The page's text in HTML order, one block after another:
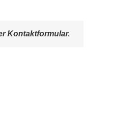
Kontaktformular.